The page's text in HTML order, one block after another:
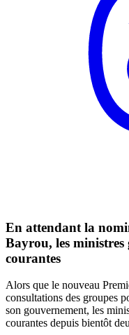
En attendant la
Bayrou, les
courantes
Alors que le nouveau
consultations des groupes
son gouvernement, les
courantes depuis bientôt